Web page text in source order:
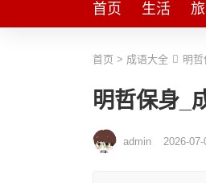
首页 生活
首页 > 成语大全 明
明哲保身_
admin 2026-